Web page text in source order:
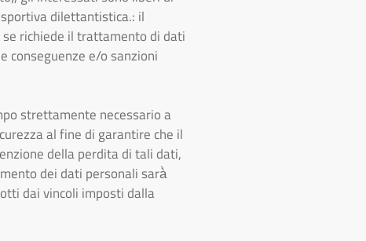
dilettantistica.: il
richiede il trattamento di dati
conseguenze e/o sanzioni
strettamente necessario a
al fine di garantire che il
della perdita di tali dati,
dei dati personali sarà̀
dai vincoli imposti dalla